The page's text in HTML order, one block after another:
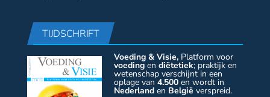
TIJDSCHRIFT
Voeding & Visie, Platform voor
voeding en diëtetiek; praktijk en
wetenschap verschijnt in een
oplage van4.500 en wordt in
Nederland en België verspreid.